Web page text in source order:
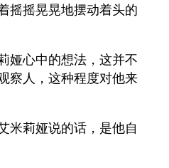
摇摇晃晃地摆动着头的
娅心中的想法，这并不
察人，这种程度对他来
米莉娅说的话，是他自